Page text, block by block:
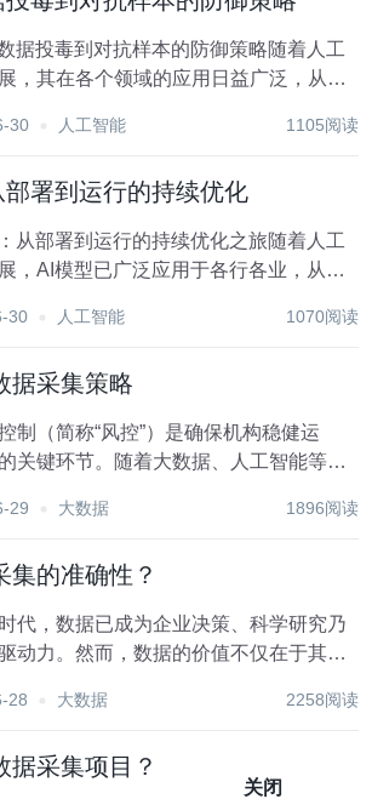
据投毒到对抗样本的防御策略随着人工
，其在各个领域的应用日益广泛，从自
工作方式。然而，与AI技术的广泛应用
30 人工智能 1105阅读
署到运行的持续优化
从部署到运行的持续优化之旅随着人工
，AI模型已广泛应用于各行各业，从智
作模式。然而，AI模型的部署并非终
30 人工智能 1070阅读
据采集策略
制（简称“风控”）是确保机构稳健运
关键环节。随着大数据、人工智能等技
率与精准度的核心驱动力。本文将探讨
29 大数据 1896阅读
集的准确性？
代，数据已成为企业决策、科学研究乃
动力。然而，数据的价值不仅在于其数
浪费甚至决策失误。因此，验证数据采
28 大数据 2258阅读
据采集项目？
关闭